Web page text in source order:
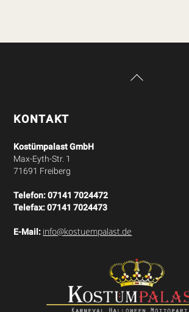
Back
KONTAKT
Kostümpalast GmbH
Max-Eyth-Str. 1
71691 Freiberg
Telefon:07141 7024472
Telefax:07141 7024473
E-Mail: info@kostuempalast.de